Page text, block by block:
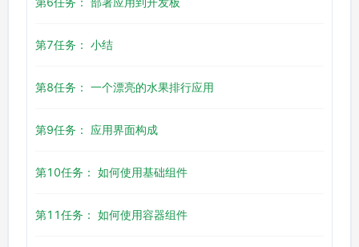
第7任务： 小结
第8任务： 一个漂亮的水果排行应用
第9任务： 应用界面构成
第10任务： 如何使用基础组件
第11任务： 如何使用容器组件